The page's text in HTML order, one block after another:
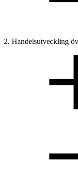
2. Handelsutveckling